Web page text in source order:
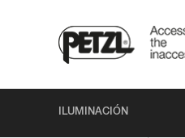
ILUMINACIÓN